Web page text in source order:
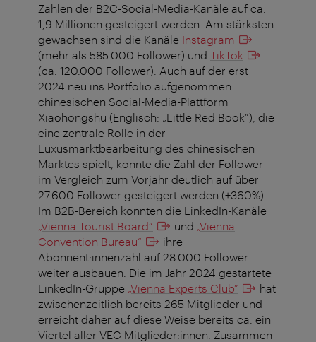
Zahlen der B2C-Social-Media-Kanäle auf ca.
1,9 Millionen gesteigert werden. Am stärksten
gewachsen sind die Kanäle Instagram
(mehr als 585.000 Follower) und TikTok
(ca. 120.000 Follower). Auch auf der erst
2024 neu ins Portfolio aufgenommen
chinesischen Social-Media-Plattform
Xiaohongshu (Englisch: „Little Red Book”), die
eine zentrale Rolle in der
Luxusmarktbearbeitung des chinesischen
Marktes spielt, konnte die Zahl der Follower
im Vergleich zum Vorjahr deutlich auf über
27.600 Follower gesteigert werden (+360%).
Im B2B-Bereich konnten die LinkedIn-Kanäle
„Vienna Tourist Board“
und „Vienna
Convention Bureau“
ihre
Abonnent:innenzahl auf 28.000 Follower
weiter ausbauen. Die im Jahr 2024 gestartete
LinkedIn-Gruppe „Vienna Experts Club”
hat
zwischenzeitlich bereits 265 Mitglieder und
erreicht daher auf diese Weise bereits ca. ein
Viertel aller VEC Mitglieder:innen. Zusammen